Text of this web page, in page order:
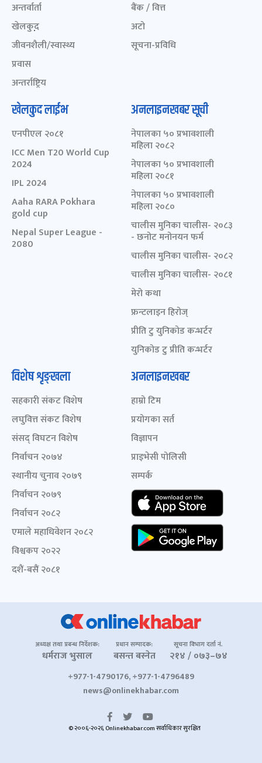
अन्तर्वार्ता
खेलकुद़़
जीवनशैली/स्वास्थ्य
प्रवास
अन्तर्राष्ट्रिय
बैंक / वित्त
अटो
सूचना-प्रविधि
खेलकुद लाईभ
एनपीएल २०८१
ICC Men T20 World Cup
2024
IPL 2024
Aaha RARA Pokhara
gold cup
Nepal Super League -
2080
अनलाइनखबर सूची
नेपालका ५० प्रभावशाली
महिला २०८२
नेपालका ५० प्रभावशाली
महिला २०८१
नेपालका ५० प्रभावशाली
महिला २०८०
चालीस मुनिका चालीस- २०८३
- छनोट मनोनयन फर्म
चालीस मुनिका चालीस- २०८२
चालीस मुनिका चालीस- २०८१
मेरो कथा
फ्रन्टलाइन हिरोज्
प्रीति टु युनिकोड कन्भर्टर
युनिकोड टु प्रीति कन्भर्टर
विशेष शृङ्खला
सहकारी संकट विशेष
लघुवित्त संकट विशेष
संसद् विघटन विशेष
निर्वाचन २०७४
स्थानीय चुनाव २०७९
निर्वाचन २०७९
निर्वाचन २०८२
एमाले महाधिवेशन २०८२
विश्वकप २०२२
दशैं-बसैं २०८१
अनलाइनखबर
हाम्रो टिम
प्रयोगका सर्त
विज्ञापन
प्राइभेसी पोलिसी
सम्पर्क
अध्यक्ष तथा प्रबन्ध निर्देशक:
धर्मराज भुसाल
प्रधान सम्पादक:
बसन्त बस्नेत
सूचना विभाग दर्ता नं.
२१४ / ०७३–७४
+977-1-4790176, +977-1-4796489
news@onlinekhabar.com
© २००६-२०२६ Onlinekhabar.com सर्वाधिकार सुरक्षित